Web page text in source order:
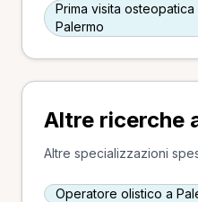
Prima visita
Palermo
Altre ricerche
Altre specializzazioni
Operatore olistico a